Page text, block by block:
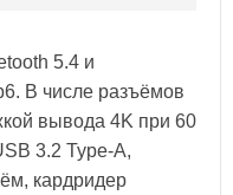
5.4 и
В числе разъёмов
вывода 4K при 60
3.2 Type-A,
кардридер